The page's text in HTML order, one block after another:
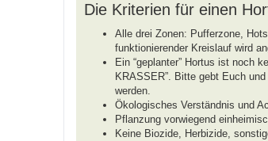
Die Kriterien für einen
Alle drei Zonen: Pufferzone,
funktionierender Kreislauf wird
Ein “geplanter” Hortus ist noch
KRASSER”. Bitte gebt Euch
werden.
Ökologisches Verständnis und
Pflanzung vorwiegend
Keine Biozide, Herbizide,